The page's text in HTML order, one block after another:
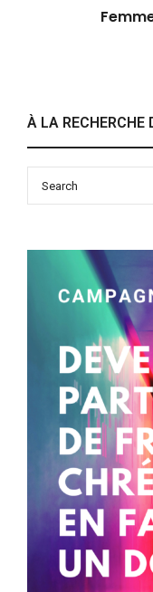
À LA RECHERCHE